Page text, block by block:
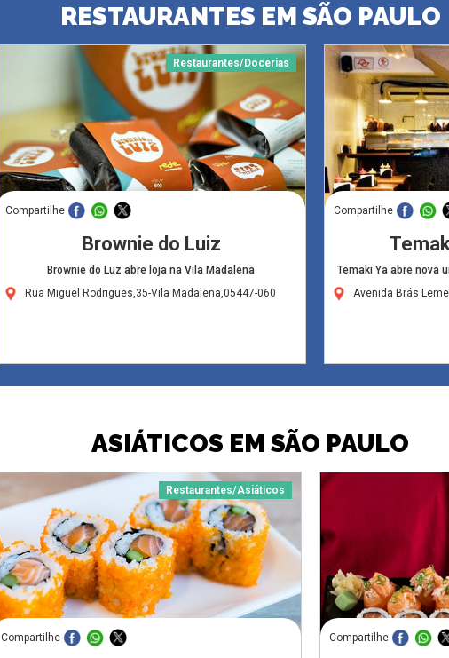
RESTAURANTES EM SÃO PAULO
Restaurantes/Docerias
Compartilhe
Brownie do Luiz
Brownie do Luz abre loja na Vila Madalena
Rua Miguel Rodrigues,35-Vila Madalena,05447-060
Compartilhe
Temaki Ya abre nova
Avenida Brás
ASIÁTICOS EM SÃO PAULO
Restaurantes/Asiáticos
Compartilhe Compartilhe